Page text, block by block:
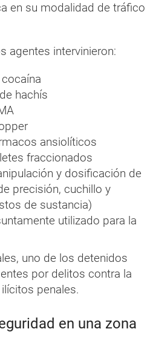
en su modalidad de tráfico
agentes intervinieron:
hachís
ansiolíticos
fraccionados
y dosificación de
precisión, cuchillo y
de sustancia)
utilizado para la
uno de los detenidos
por delitos contra la
penales.
en una zona